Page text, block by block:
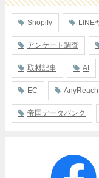
Shopify LINE
アンケート調査
取材記事 AI
EC AnyReach
帝国データバンク